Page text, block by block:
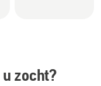
zocht?